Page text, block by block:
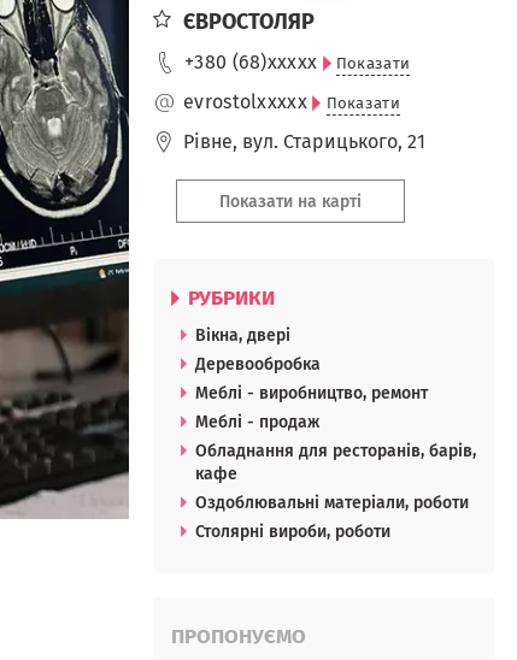
ЄВРОСТОЛЯР
+380 (68)xxxxx Показати
evrostolxxxxx Показати
Рівне, вул. Старицького, 21
Показати на карті
РУБРИКИ
Вікна, двері
Деревообробка
Меблі - виробництво, ремонт
Меблі - продаж
Обладнання для ресторанів, барів,
кафе
Оздоблювальні матеріали, роботи
Столярні вироби, роботи
ПРОПОНУЄМО